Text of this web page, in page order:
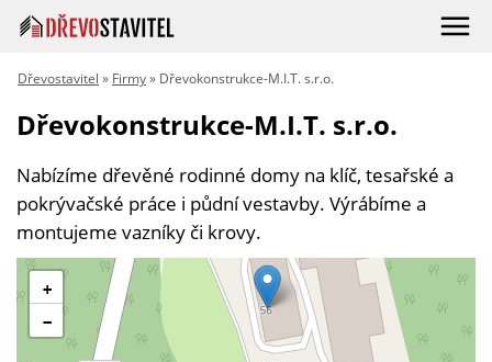
Dřevostavitel » Firmy» Dřevokonstrukce-M.I.T. s.r.o.
Dřevokonstrukce-M.I.T. s.r.o.
Nabízíme dřevěné rodinné domy na klíč, tesařské a
pokrývačské práce i půdní vestavby. Výrábíme a
montujeme vazníky či krovy.
+
−